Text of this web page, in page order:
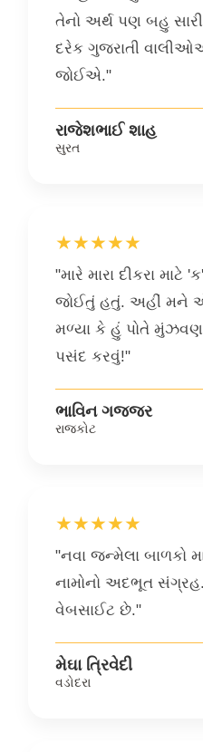
તેનો અર્થ પણ બહુ
દરેક ગુજરાતી
જોઈએ."
રાજેશભાઈ શાહ
સુરત
★★★★★
"મારે મારા દીકરા માટે
જોઈતું હતું. અહીં મને
મળ્યા કે હું પોતે
પસંદ કરવું!"
ભાવિન ગજ્જર
રાજકોટ
★★★★★
"નવા જન્મેલા બાળકો
નામોનો અદભૂત
વેબસાઈટ છે."
મેઘા ત્રિવેદી
વડોદરા